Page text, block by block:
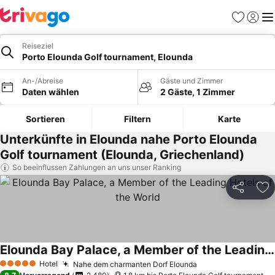
Favoriten
Reiseziel
Porto Elounda Golf tournament, Elounda
An-/Abreise
Daten wählen
Gäste und Zimmer
2 Gäste, 1 Zimmer
Sortieren Filtern Karte
Unterkünfte in Elounda nahe Porto Elounda
Golf tournament (Elounda, Griechenland)
So beeinflussen Zahlungen an uns unser Ranking
Teilen
5 Sterne Hotel Nahe dem charmanten Dorf Elounda
Elounda Bay Palace, a Member of the Leading Hotels of the World